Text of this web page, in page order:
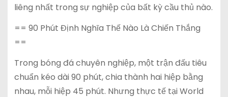
liêng nhất trong sự nghiệp của bất kỳ cầu thủ nào.
== 90 Phút Định Nghĩa Thế Nào Là Chiến Thắng
==
Trong bóng đá chuyên nghiệp, một trận đấu tiêu
chuẩn kéo dài 90 phút, chia thành hai hiệp bằng
nhau, mỗi hiệp 45 phút. Nhưng thực tế tại World